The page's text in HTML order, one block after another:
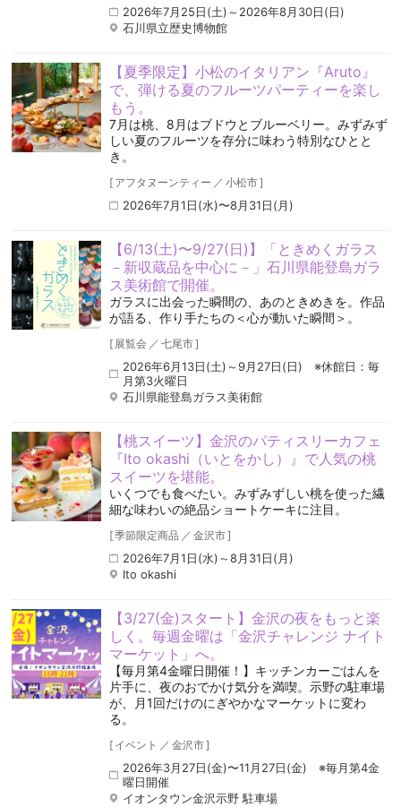
2026年7月25日(土)～2026年8月30日(日)
石川県立歴史博物館
【夏季限定】小松のイタリアン『Aruto』
で、弾ける夏のフルーツパーティーを楽し
もう。
7月は桃、8月はブドウとブルーベリー。みずみず
しい夏のフルーツを存分に味わう特別なひとと
き。
[ アフタヌーンティー ／ 小松市]
2026年7月1日(水)〜8月31日(月)
【6/13(土)〜9/27(日)】「ときめくガラス
－新収蔵品を中心に－」石川県能登島ガラ
ス美術館で開催。
ガラスに出会った瞬間の、あのときめきを。作品
が語る、作り手たちの＜心が動いた瞬間＞。
[ 展覧会 ／ 七尾市]
2026年6月13日(土)～9月27日(日) ※休館日：毎
月第3火曜日
石川県能登島ガラス美術館
【桃スイーツ】金沢のパティスリーカフェ
『Ito okashi（いとをかし）』で人気の桃
スイーツを堪能。
いくつでも食べたい。みずみずしい桃を使った繊
細な味わいの絶品ショートケーキに注目。
[季節限定商品 ／ 金沢市]
2026年7月1日(水)～8月31日(月)
Ito okashi
【3/27(金)スタート】金沢の夜をもっと楽
しく。毎週金曜は「金沢チャレンジ ナイト
マーケット」へ。
【毎月第4金曜日開催！】キッチンカーごはんを
片手に、夜のおでかけ気分を満喫。示野の駐車場
が、月1回だけのにぎやかなマーケットに変わ
る。
[ イベント ／ 金沢市]
2026年3月27日(金)〜11月27日(金) ※毎月第4金
曜日開催
イオンタウン金沢示野 駐車場